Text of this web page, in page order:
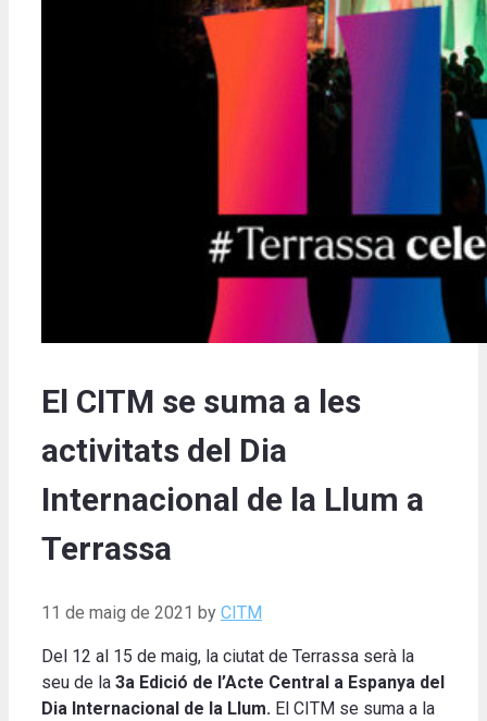
El CITM se suma a les
activitats del Dia
Internacional de la Llum a
Terrassa
11 de maig de 2021 by CITM
Del 12 al 15 de maig, la ciutat de Terrassa serà la
seu de la 3a Edició de l’Acte Central a Espanya del
Dia Internacional de la Llum. El CITM se suma a la